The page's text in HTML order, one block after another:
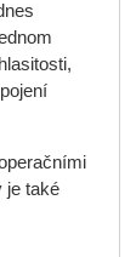
je také